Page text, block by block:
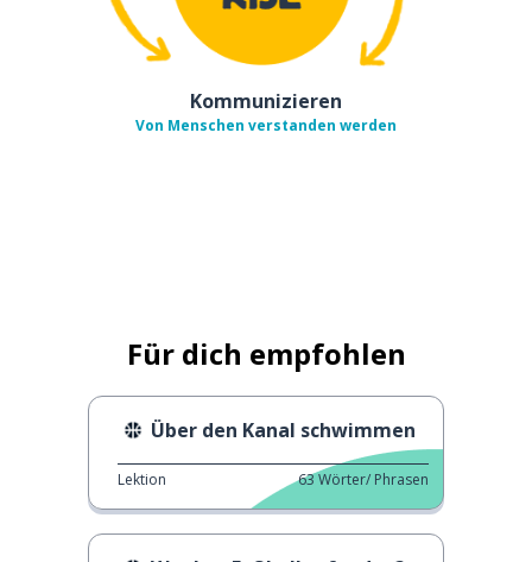
Kommunizieren
Von Menschen verstanden werden
Für dich empfohlen
Über den Kanal schwimmen
Lektion 63Wörter/ Phrasen